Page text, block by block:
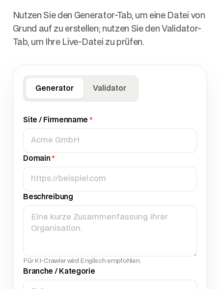
Nutzen Sie den Generator-Tab, um eine Datei von
Grund auf zu erstellen; nutzen Sie den Validator-
Tab, um Ihre Live-Datei zu prüfen.
Generator Validator
Site / Firmenname *
Domain*
Beschreibung
Für KI-Crawler wird Englisch empfohlen.
Branche / Kategorie